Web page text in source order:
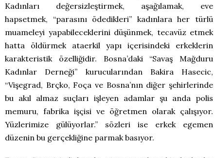
Kadınları değersizleştirmek, aşağılamak, eve
hapsetmek, “parasını ödedikleri” kadınlara her türlü
muameleyi yapabileceklerini düşünmek, tecavüz etmek
hatta öldürmek ataerkil yapı içerisindeki erkeklerin
karakteristik özelliğidir. Bosna’daki “Savaş Mağduru
Kadınlar Derneği” kurucularından Bakira Hasecic,
“Vişegrad, Brçko, Foça ve Bosna’nın diğer şehirlerinde
bu akıl almaz suçları işleyen adamlar şu anda polis
memuru, fabrika işçisi ve öğretmen olarak çalışıyor.
Yüzlerimize gülüyorlar.” sözleri ise erkek egemen
düzenin bu gerçekliğine parmak basıyor.